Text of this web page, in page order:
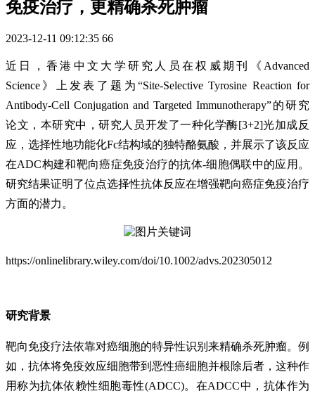
免疫治疗，更精确杀死肿瘤
2023-12-11 09:12:35 66
近日，香港中文大学研究人员在权威期刊《Advanced
Science》上发表了题为“Site-Selective Tyrosine Reaction for
Antibody-Cell Conjugation and Targeted Immunotherapy”的研究
论文，本研究中，研究人员开发了一种化学酶[3+2]光加成反
应，选择性地功能化Fc结构域的独特酪氨酸，并展示了该反应
在ADC构建和靶向癌症免疫治疗的抗体-细胞偶联中的应用。
研究结果证明了位点选择性抗体反应在增强靶向癌症免疫治疗
方面的潜力。
https://onlinelibrary.wiley.com/doi/10.1002/advs.202305012
研究背景
靶向免疫疗法依靠对癌细胞的特异性识别来精确杀死肿瘤。例
如，抗体将免疫效应细胞带到恶性癌细胞并根除后者，这种作
用称为抗体依赖性细胞毒性(ADCC)。在ADCC中，抗体作为